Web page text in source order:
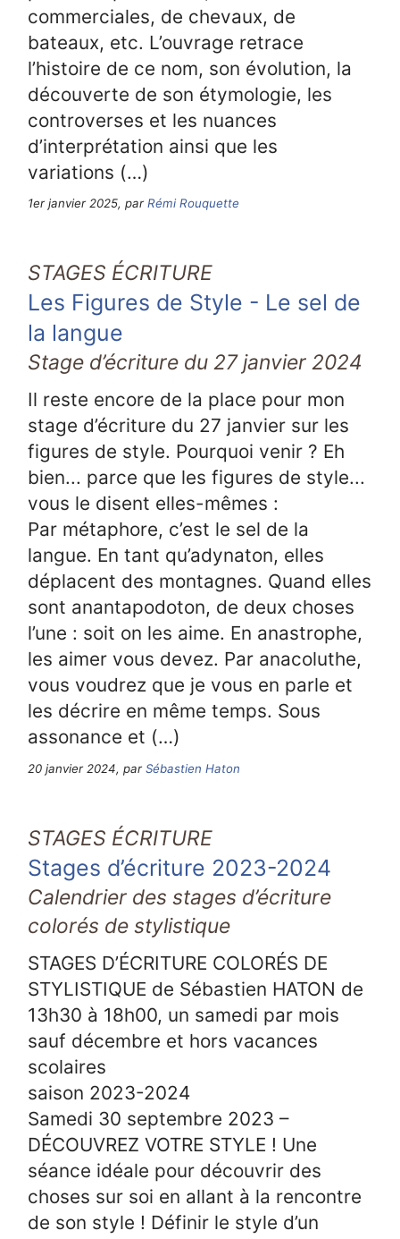
commerciales, de chevaux, de
bateaux, etc. L’ouvrage retrace
l’histoire de ce nom, son évolution, la
découverte de son étymologie, les
controverses et les nuances
d’interprétation ainsi que les
variations (…)
1er janvier 2025, parRémi Rouquette
STAGES ÉCRITURE
Les Figures de Style - Le sel de
la langue
Stage d’écriture du 27 janvier 2024
Il reste encore de la place pour mon
stage d’écriture du 27 janvier sur les
figures de style. Pourquoi venir ? Eh
bien... parce que les figures de style...
vous le disent elles-mêmes :
Par métaphore, c’est le sel de la
langue. En tant qu’adynaton, elles
déplacent des montagnes. Quand elles
sont anantapodoton, de deux choses
l’une : soit on les aime. En anastrophe,
les aimer vous devez. Par anacoluthe,
vous voudrez que je vous en parle et
les décrire en même temps. Sous
assonance et (…)
20 janvier 2024, parSébastien Haton
STAGES ÉCRITURE
Stages d’écriture 2023-2024
Calendrier des stages d’écriture
colorés de stylistique
STAGES D’ÉCRITURE COLORÉS DE
STYLISTIQUE de Sébastien HATON de
13h30 à 18h00, un samedi par mois
sauf décembre et hors vacances
scolaires
saison 2023-2024
Samedi 30 septembre 2023 –
DÉCOUVREZ VOTRE STYLE ! Une
séance idéale pour découvrir des
choses sur soi en allant à la rencontre
de son style ! Définir le style d’un